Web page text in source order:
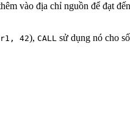
vào địa chỉ nguồn để đạt đến
42), CALL sử dụng nó cho